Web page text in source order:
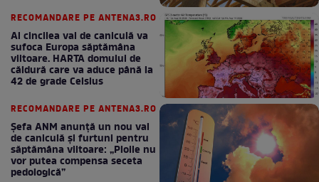
RECOMANDARE PE ANTENA3.RO
Al cincilea val de caniculă va
sufoca Europa săptămâna
viitoare. HARTA domului de
căldură care va aduce până la
42 de grade Celsius
RECOMANDARE PE ANTENA3.RO
Șefa ANM anunță un nou val
de caniculă și furtuni pentru
săptămâna viitoare: „Ploile nu
vor putea compensa seceta
pedologică”